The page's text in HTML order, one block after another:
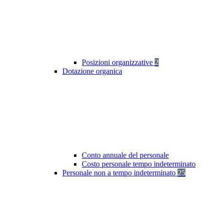
Posizioni organizzative 2
Dotazione organica
Conto annuale del personale
Costo personale tempo indeterminato
Personale non a tempo indeterminato 25